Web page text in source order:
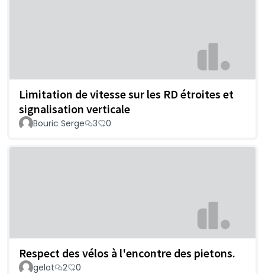
Limitation de vitesse sur les RD étroites et
signalisation verticale
Bouric Serge 3 0
Respect des vélos à l'encontre des pietons.
gelot 2 0